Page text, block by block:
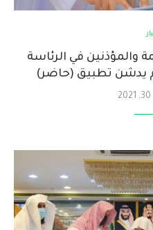
والمؤذنين في الرئاسة
يدشن تطبيق (حاضر)